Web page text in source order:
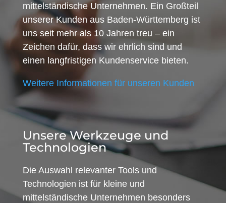
mittelständische Unternehmen. Ein Großteil
unserer Kunden aus Baden-Württemberg ist
uns seit mehr als 10 Jahren treu – ein
Zeichen dafür, dass wir ehrlich sind und
einen langfristigen Kundenservice bieten.
Weitere Informationen für unseren Kunden
Unsere Werkzeuge und
Technologien
Die Auswahl relevanter Tools und
Technologien ist für kleine und
mittelständische Unternehmen besonders